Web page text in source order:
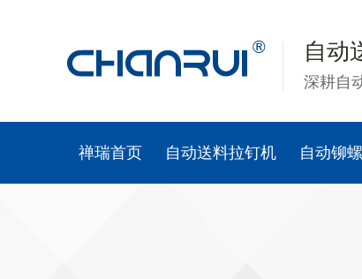
自动
深耕自
禅瑞首页 自动送料拉钉机 自动铆